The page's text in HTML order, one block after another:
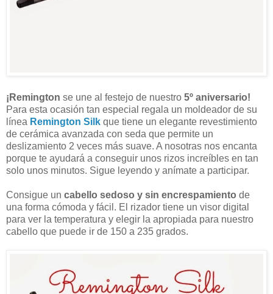
¡Remington se une al festejo de nuestro 5º aniversario!
Para esta ocasión tan especial regala un moldeador de su
línea Remington Silk que tiene un elegante revestimiento
de cerámica avanzada con seda que permite un
deslizamiento 2 veces más suave. A nosotras nos encanta
porque te ayudará a conseguir unos rizos increíbles en tan
solo unos minutos. Sigue leyendo y anímate a participar.
Consigue un cabello sedoso y sin encrespamiento de
una forma cómoda y fácil. El rizador tiene un visor digital
para ver la temperatura y elegir la apropiada para nuestro
cabello que puede ir de 150 a 235 grados.